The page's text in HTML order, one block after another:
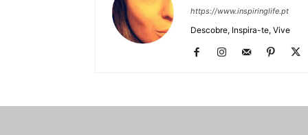
https://www.inspiringlife.pt
Descobre, Inspira-te, Vive